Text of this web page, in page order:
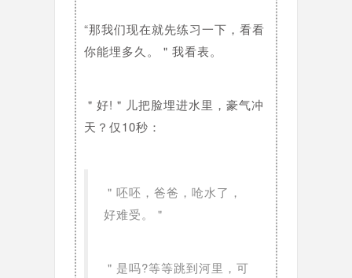
“那我们现在就先练习一下，看看
你能埋多久。＂我看表。
＂好!＂儿把脸埋进水里，豪气冲
天？仅10秒：
＂呸呸，爸爸，呛水了，
好难受。＂
＂是吗?等等跳到河里，可